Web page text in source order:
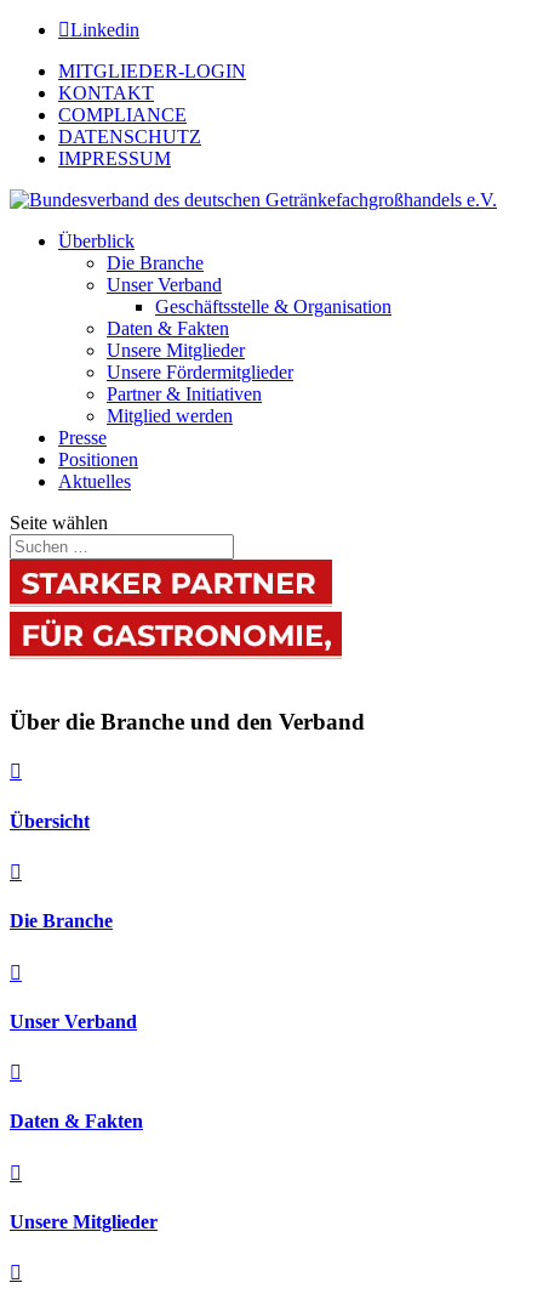
Linkedin
MITGLIEDER-LOGIN
KONTAKT
COMPLIANCE
DATENSCHUTZ
IMPRESSUM
Überblick
Die Branche
Unser Verband
Geschäftsstelle & Organisation
Daten & Fakten
Unsere Mitglieder
Unsere Fördermitglieder
Partner & Initiativen
Mitglied werden
Presse
Positionen
Aktuelles
Seite wählen
Über die Branche und den Verband

Übersicht

Die Branche

Unser Verband

Daten & Fakten

Unsere Mitglieder
